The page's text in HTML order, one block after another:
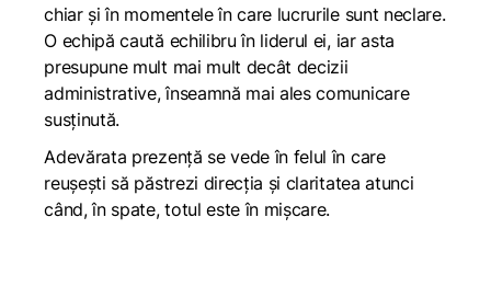
chiar și în momentele în care lucrurile sunt neclare.
O echipă caută echilibru în liderul ei, iar asta
presupune mult mai mult decât decizii
administrative, înseamnă mai ales comunicare
susținută.
Adevărata prezență se vede în felul în care
reușești să păstrezi direcția și claritatea atunci
când, în spate, totul este în mișcare.